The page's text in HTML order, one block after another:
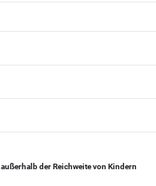
der Reichweite von Kindern